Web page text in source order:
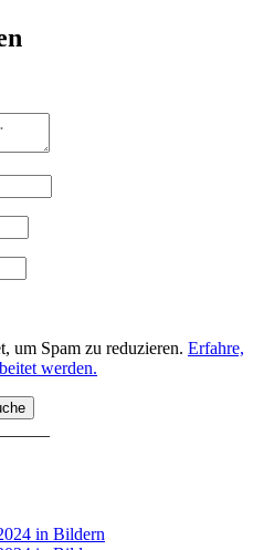
um Spam zu reduzieren. Erfahre,
werden.